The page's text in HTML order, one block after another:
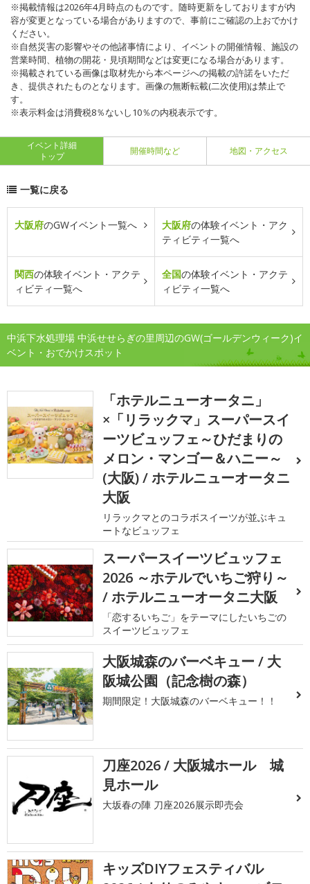
※掲載情報は2026年4月時点のものです。随時更新をしておりますが内
容が変更となっている場合がありますので、事前にご確認の上おでかけ
ください。
※自然災害の影響やその他諸事情により、イベントの開催情報、施設の
営業時間、植物の開花・見頃期間などは変更になる場合があります。
※掲載されている画像は取材先から本ページへの掲載の許諾をいただ
き、提供されたものとなります。画像の無断転載(二次使用)は禁止で
す。
※表示料金は消費税8％ないし10％の内税表示です。
イベント詳細
トップ
開催時間など 地図・アクセス
一覧に戻る
大阪府のGWイベント一覧へ 大阪府の体験イベント・アク
ティビティ一覧へ
関西の体験イベント・アクテ
ィビティ一覧へ
全国の体験イベント・アクテ
ィビティ一覧へ
中浜下水処理場 中浜せせらぎの里周辺のGW(ゴールデンウィーク)イ
ベント・おでかけスポット
「ホテルニューオータニ」
×「リラックマ」スーパースイ
ーツビュッフェ～ひだまりの
メロン・マンゴー＆ハニー～
(大阪) / ホテルニューオータニ
大阪
リラックマとのコラボスイーツが並ぶキュ
ートなビュッフェ
スーパースイーツビュッフェ
2026 ～ホテルでいちご狩り～
/ ホテルニューオータニ大阪
「恋するいちご」をテーマにしたいちごの
スイーツビュッフェ
大阪城森のバーベキュー / 大
阪城公園（記念樹の森）
期間限定！大阪城森のバーベキュー！！
刀座2026 / 大阪城ホール 城
見ホール
大坂春の陣 刀座2026展示即売会
キッズDIYフェスティバル